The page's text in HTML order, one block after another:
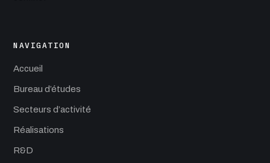
NAVIGATION
Accueil
Bureau d’études
Secteurs d’activité
Réalisations
R&D